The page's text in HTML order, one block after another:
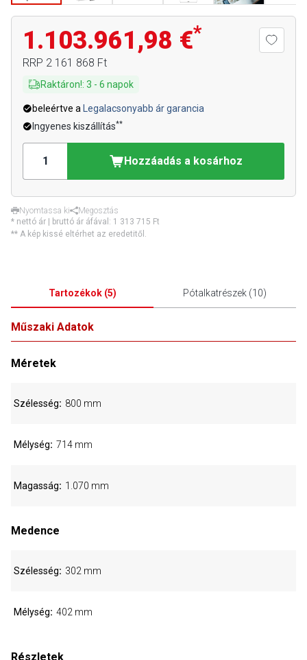
1.103.961,98 €*
RRP 2 161 868 Ft
Raktáron!: 3 - 6 napok
beleértve a
Legalacsonyabb ár garancia
Ingyenes kiszállítás**
Hozzáadás a kosárhoz
Nyomtassa ki
Megosztás
* nettó ár | bruttó ár áfával: 1 313 715 Ft
** A kép kissé eltérhet az eredetitől.
Tartozékok(5) Pótalkatrészek (10)
Műszaki Adatok
Méretek
Szélesség 800 mm
Mélység 714 mm
Magasság 1.070 mm
Medence
Szélesség 302 mm
Mélység 402 mm
Részletek